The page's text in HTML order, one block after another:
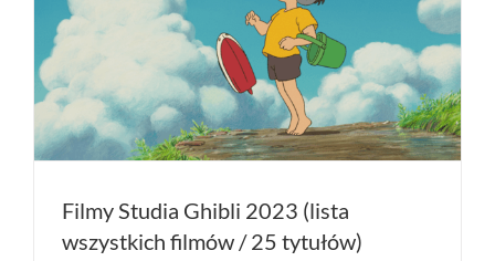
Filmy Studia Ghibli 2023 (lista
wszystkich filmów / 25 tytułów)